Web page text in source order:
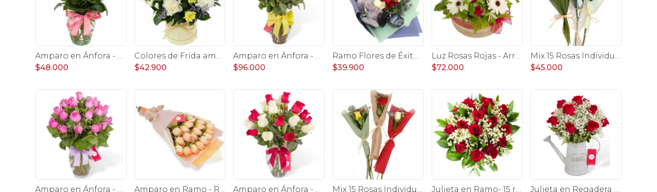
Amparo en Ánfora - Florero 12 rosas ecuatorianas rosado
$48.000
Colores de Frida amarillo en sombrerero - Arreglo floral con rosas, claveles, estate y limonium
$42.900
Amparo en Ánfora - Florero 24 rosas ecuatorianas amarillo
$96.000
Ramo Flores de Éxito - Ramo de flores para graduación con rosas rojas y rosas blancas, peluche de elefante y pizarra
$39.900
Luz Rosas Rojas - Arreglo floral en canasto circular con gerberas blancas, rosas rojas y astromelias blancas
$72.000
Mix 15 Rosas Individuales - Pack de 15 rosas individuales de colores surtidos envueltas en papel.
$45.000
Amparo en Ánfora - Florero 24 rosas ecuatorianas lila Amparo en Ramo - Ramo extendido 18 rosas ecuatoriana damasco Amparo en Ánfora - Florero 24 rosas blanco y rojo Mix 15 Rosas Individual en Ramo - Pack de 15 mini ramos de rosas individuales, hypericum y limonium Julieta en Ramo- 15 rosas ecuatorianas rojo y limonium Julieta en Regadera - Arreglo 10 rosas rojo y gypo